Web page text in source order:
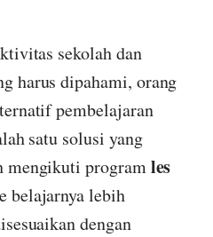
sekolah dan
harus dipahami, orang
pembelajaran
satu solusi yang
mengikuti programles
belajarnya lebih
dengan